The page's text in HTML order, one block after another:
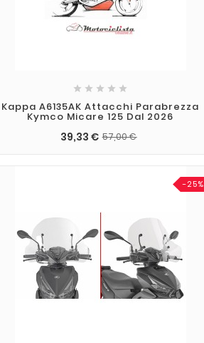
    
Kappa A6135AK Attacchi Parabrezza
Kymco Micare 125 Dal 2026
39,33 € 57,00 €
-25%